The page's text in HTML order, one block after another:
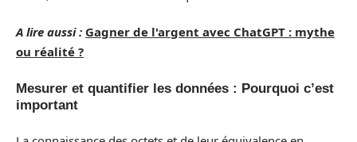
A lire aussi : Gagner de l'argent avec ChatGPT : mythe
ou réalité ?
Mesurer et quantifier les données : Pourquoi c’est
important